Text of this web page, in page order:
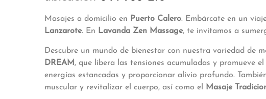
Masajes a domicilio en Puerto Calero. Embárcate en un
Lanzarote. En Lavanda Zen Massage, te invitamos a
Descubre un mundo de bienestar con nuestra variedad de
DREAM , que libera las tensiones acumuladas y promueve
energías estancadas y proporcionar alivio profundo.
muscular y revitalizar el cuerpo, así como el
Masaje